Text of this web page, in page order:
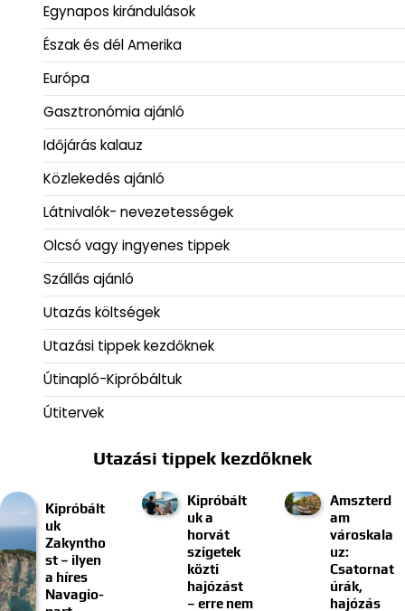
Egynapos kirándulások
Észak és dél Amerika
Európa
Gasztronómia ajánló
Időjárás kalauz
Közlekedés ajánló
Látnivalók- nevezetességek
Olcsó vagy ingyenes tippek
Szállás ajánló
Utazás költségek
Utazási tippek kezdőknek
Útinapló-Kipróbáltuk
Útitervek
Utazási tippek kezdőknek
Kipróbált
uk
Zakyntho
st – ilyen
a híres
Navagio-
Kipróbált
uk a
horvát
szigetek
közti
hajózást
– erre nem
Amszterd
am
városkala
uz:
Csatornat
úrák,
hajózás